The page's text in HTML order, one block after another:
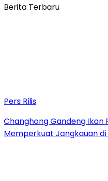
Berita Terbaru
Pers Rilis
Changhong Gandeng Ikon
Memperkuat Jangkauan di